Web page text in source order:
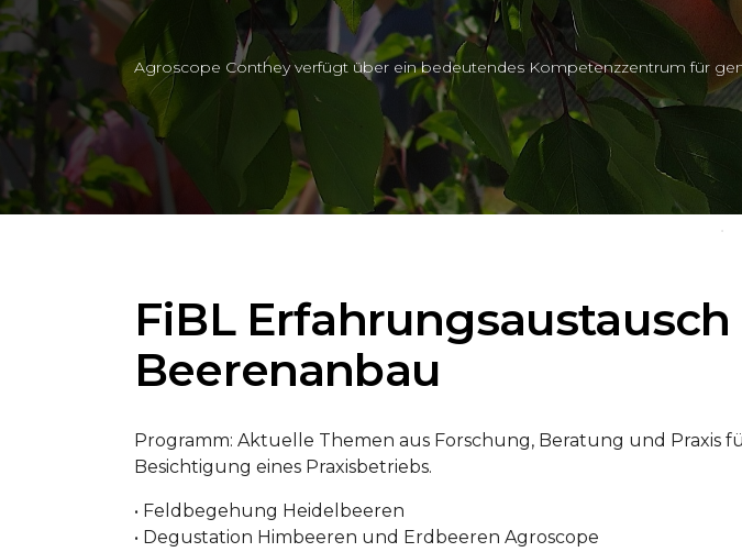
Agroscope Conthey verfügt über ein bedeutendes Kompetenzzentrum für
FiBL Erfahrungsaustausch
Beerenanbau
Programm: Aktuelle Themen aus Forschung, Beratung und Praxis
Besichtigung eines Praxisbetriebs.
• Feldbegehung Heidelbeeren
• Degustation Himbeeren und Erdbeeren Agroscope